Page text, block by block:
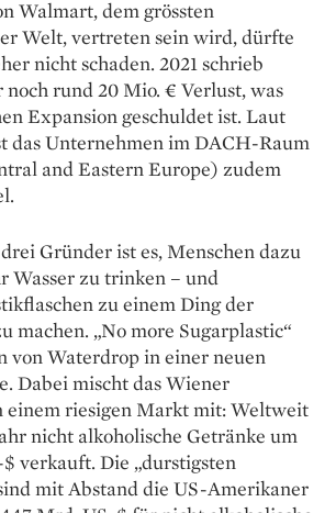
Walmart, dem grössten
Welt, vertreten sein wird, dürfte
nicht schaden. 2021 schrieb
rund 20 Mio. € Verlust, was
Expansion geschuldet ist. Laut
das Unternehmen im DACH-Raum
and Eastern Europe) zudem
Gründer ist es, Menschen dazu
Wasser zu trinken – und
zu einem Ding der
machen. „No more Sugarplastic“
von Waterdrop in einer neuen
Dabei mischt das Wiener
einem riesigen Markt mit: Weltweit
nicht alkoholische Getränke um
$ verkauft. Die „durstigsten
mit Abstand die US-Amerikaner